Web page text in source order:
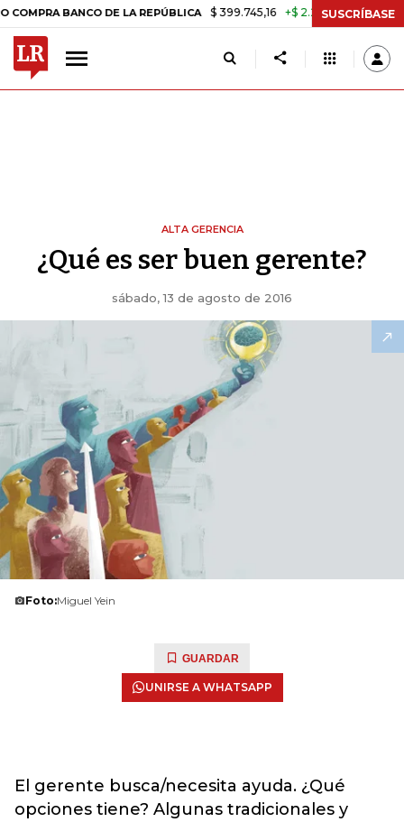
BANCO DE LA REPÚBLICA $ 399.745,16 +$ 2.295,71 +0,58%
SUSCRÍBASE
ALTA GERENCIA
¿Qué es ser buen gerente?
sábado, 13 de agosto de 2016
Foto:Miguel Yein
GUARDAR
UNIRSE A WHATSAPP
El gerente busca/necesita ayuda. ¿Qué
opciones tiene? Algunas tradicionales y